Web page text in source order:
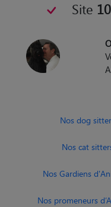
Site
Nos dog
Nos cat
Nos Gardiens
Nos promeneurs